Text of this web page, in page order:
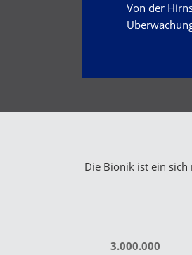
Von der
Die Bionik ist ein
3.000.000